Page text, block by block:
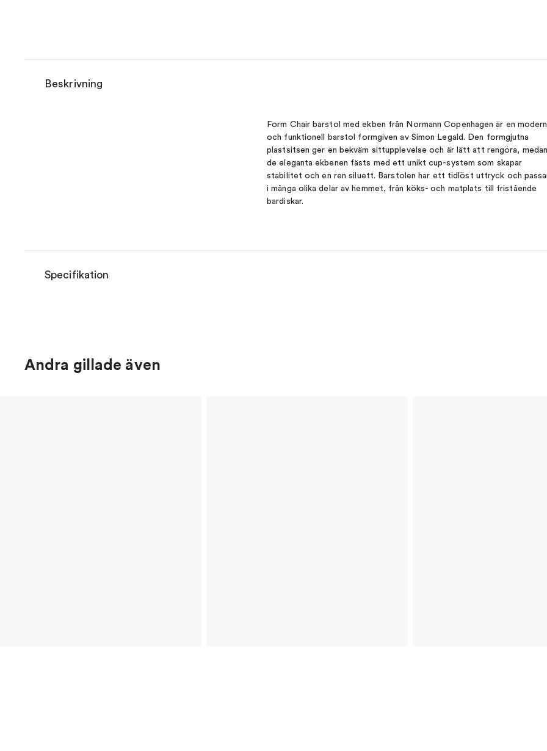
Beskrivning
Form Chair barstol med ekben från Normann Copenhagen är en modern
och funktionell barstol formgiven av Simon Legald. Den formgjutna
plastsitsen ger en bekväm sittupplevelse och är lätt att rengöra, medan
de eleganta ekbenen fästs med ett unikt cup-system som skapar
stabilitet och en ren siluett. Barstolen har ett tidlöst uttryck och
i många olika delar av hemmet, från köks- och matplats till fristående
bardiskar.
Specifikation
Andra gillade även